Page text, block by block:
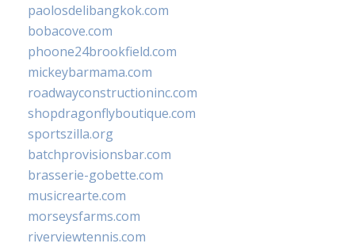
paolosdelibangkok.com
bobacove.com
phoone24brookfield.com
mickeybarmama.com
roadwayconstructioninc.com
shopdragonflyboutique.com
sportszilla.org
batchprovisionsbar.com
brasserie-gobette.com
musicrearte.com
morseysfarms.com
riverviewtennis.com